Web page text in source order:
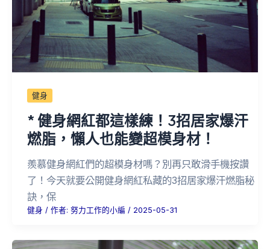
健身
* 健身網紅都這樣練！3招居家爆汗
燃脂，懶人也能變超模身材！
羨慕健身網紅們的超模身材嗎？別再只敢滑手機按讚
了！今天就要公開健身網紅私藏的3招居家爆汗燃脂秘
訣，保
健身 / 作者: 努力工作的小編 / 2025-05-31